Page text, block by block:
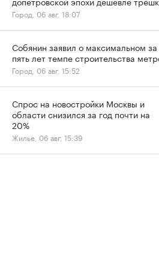
Город, 06 авг, 18:07
Собянин заявил о максимальном за
пять лет темпе строительства
Город, 06 авг, 15:52
Спрос на новостройки Москвы и
области снизился за год почти на
20%
Жилье, 06 авг, 15:39